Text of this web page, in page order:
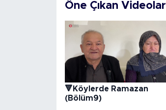
Öne Çıkan Videolar
🔻Köylerde Ramazan
(Bölüm9)